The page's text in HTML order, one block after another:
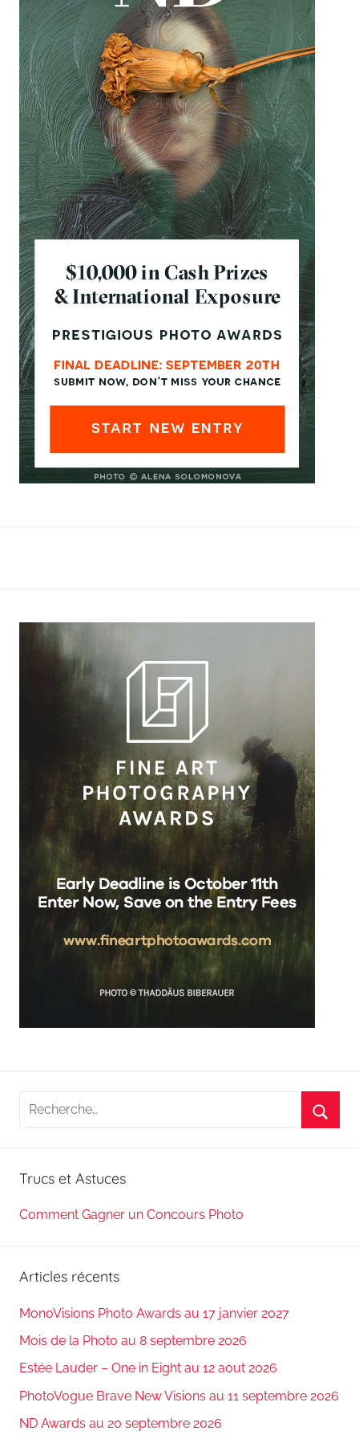
Recherche
Trucs et Astuces
Comment Gagner un Concours Photo
Articles récents
MonoVisions Photo Awards au 17 janvier 2027
Mois de la Photo au 8 septembre 2026
Estée Lauder – One in Eight au 12 aout 2026
PhotoVogue Brave New Visions au 11 septembre 2026
ND Awards au 20 septembre 2026